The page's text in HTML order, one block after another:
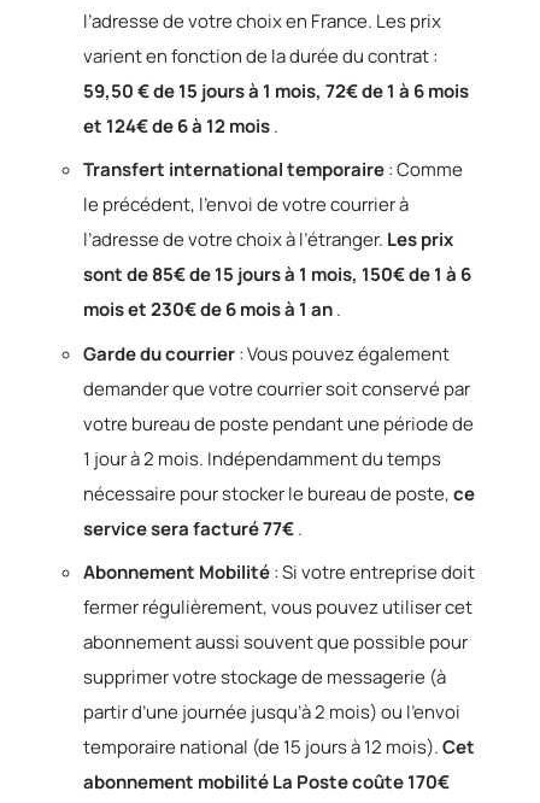
l’adresse de votre choix en France. Les prix
varient en fonction de la durée du contrat :
59,50 € de 15 jours à 1 mois, 72€ de 1 à 6 mois
et 124€ de 6 à 12 mois.
Transfert international temporaire: Comme
le précédent, l’envoi de votre courrier à
l’adresse de votre choix à l’étranger. Les prix
sont de 85€ de 15 jours à 1 mois, 150€ de 1 à 6
mois et 230€ de 6 mois à 1 an.
Garde du courrier: Vous pouvez également
demander que votre courrier soit conservé par
votre bureau de poste pendant une période de
1 jour à 2 mois. Indépendamment du temps
nécessaire pour stocker le bureau de poste,ce
service sera facturé 77€.
Abonnement Mobilité: Si votre entreprise doit
fermer régulièrement, vous pouvez utiliser cet
abonnement aussi souvent que possible pour
supprimer votre stockage de messagerie (à
partir d’une journée jusqu’à 2 mois) ou l’envoi
temporaire national (de 15 jours à 12 mois).Cet
abonnement mobilité La Poste coûte 170€